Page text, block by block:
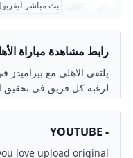
بث مباشر
رابط مشاهدة مباراة
ON SPORT بدون تقطيع
يلتقى الاهلى مع بيراميدز
لرغبة كل فريق فى تحقيق
- YOUTUBE
love upload original